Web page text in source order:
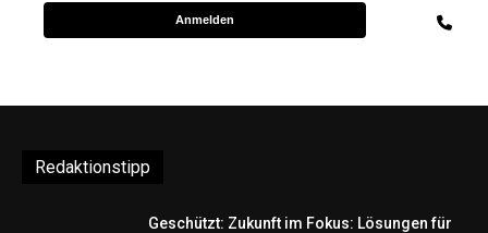
Anmelden
Redaktionstipp
Geschützt: Zukunft im Fokus: Lösungen für